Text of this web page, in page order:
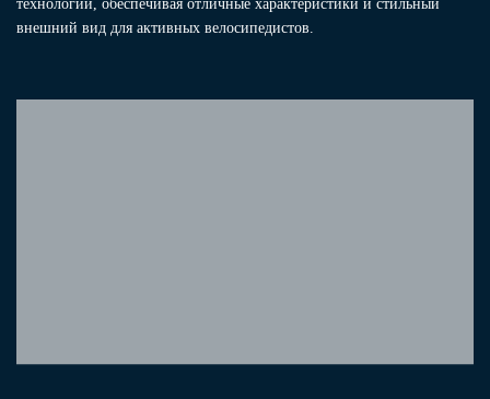
технологий, обеспечивая отличные характеристики и стильный
внешний вид для активных велосипедистов.